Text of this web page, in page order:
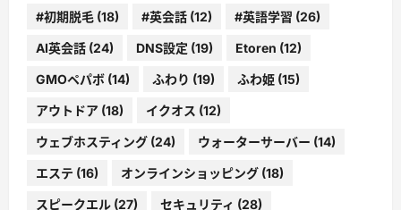
#初期脱毛 (18) #英会話 (12) #英語学習 (26)
AI英会話 (24) DNS設定 (19) Etoren (12)
GMOペパボ (14) ふわり (19) ふわ姫 (15)
アウトドア (18) イクオス (12)
ウェブホスティング (24) ウォーターサーバー (14)
エステ (16) オンラインショッピング (18)
スピークエル (27) セキュリティ (28)